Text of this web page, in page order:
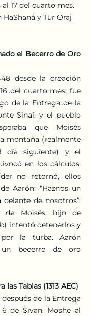
17 del cuarto mes.
HaShaná y Tur Oraj
el Becerro de Oro
desde la creación
16 del cuarto mes, fue
de la Entrega de la
Sinaí, y el pueblo
que Moisés
montaña (realmente
día siguiente) y el
en los cálculos.
no retornó, ellos
Aarón: “Haznos un
delante de nosotros”.
de Moisés, hijo de
intentó detenerlos y
la turba. Aarón
un becerro de oro
las Tablas (1313 AEC)
de la Entrega
de Sivan. Moshe al